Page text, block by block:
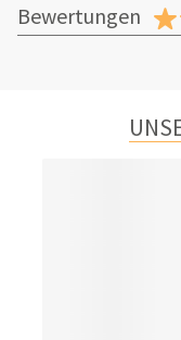
Bewertungen